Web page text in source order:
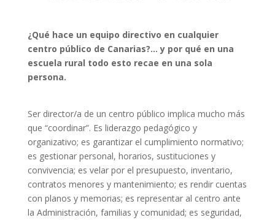
¿Qué hace un equipo directivo en cualquier
centro público de Canarias?… y por qué en una
escuela rural todo esto recae en una sola
persona.
Ser director/a de un centro público implica mucho más
que “coordinar”. Es liderazgo pedagógico y
organizativo; es garantizar el cumplimiento normativo;
es gestionar personal, horarios, sustituciones y
convivencia; es velar por el presupuesto, inventario,
contratos menores y mantenimiento; es rendir cuentas
con planos y memorias; es representar al centro ante
la Administración, familias y comunidad; es seguridad,